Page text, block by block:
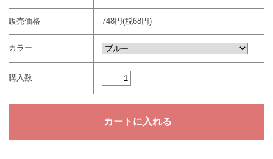
販売価格 748円(税68円)
カラー
購入数